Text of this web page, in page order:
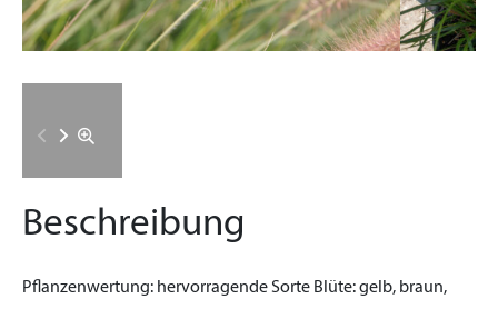
Beschreibung
Pflanzenwertung: hervorragende Sorte Blüte:gelb, braun,